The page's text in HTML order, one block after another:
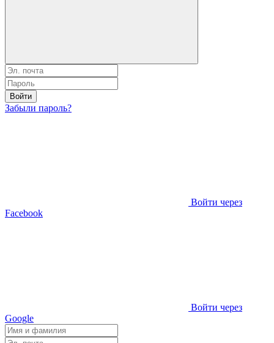
Войти
Забыли пароль?
Войти через
Facebook
Войти через
Google